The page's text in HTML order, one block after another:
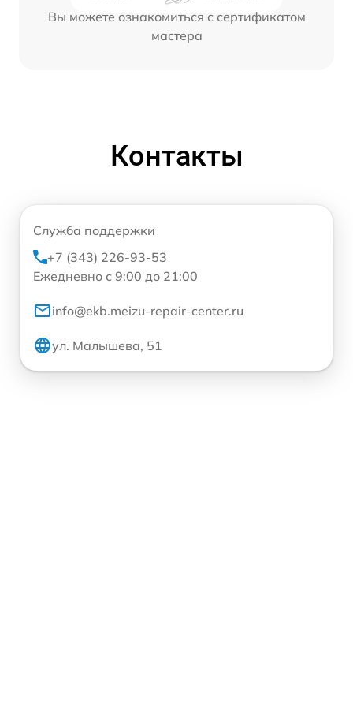
Вы можете ознакомиться с сертификатом
мастера
Контакты
Служба поддержки
+7 (343) 226-93-53
Ежедневно с 9:00 до 21:00
info@ekb.meizu-repair-center.ru
ул. Малышева, 51